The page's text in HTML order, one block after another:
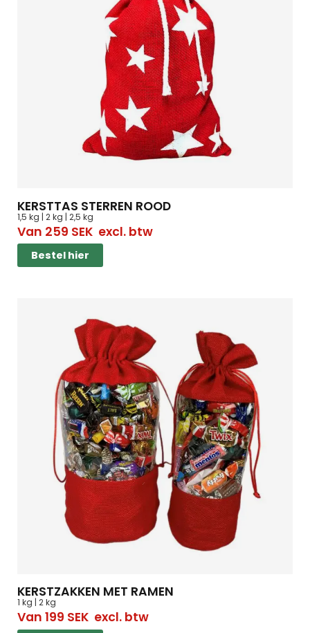
KERSTTAS STERREN ROOD
1,5 kg | 2 kg | 2,5 kg
Van 259 SEKexcl. btw
Bestel hier
KERSTZAKKEN MET RAMEN
1 kg | 2 kg
Van 199 SEKexcl. btw